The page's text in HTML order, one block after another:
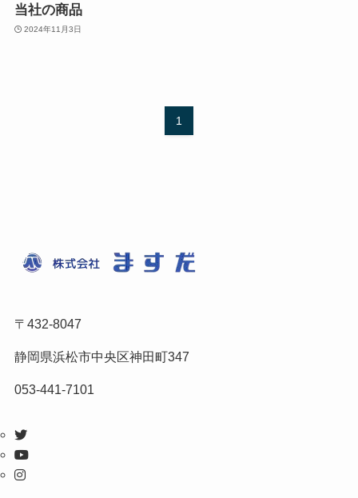
当社の商品
2024年11月3日
1
〒432-8047
静岡県浜松市中央区神田町347
053-441-7101